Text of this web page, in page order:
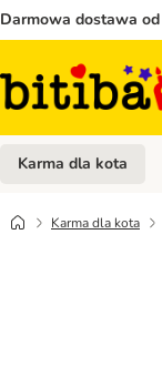
Darmowa dostawa od
Karma dla kota
Karma dla kota